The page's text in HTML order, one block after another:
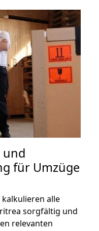
und
für Umzüge
alle
sorgfältig und
relevanten